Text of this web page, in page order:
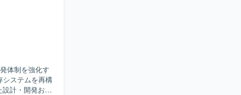
体制を強化す
計・開発およ